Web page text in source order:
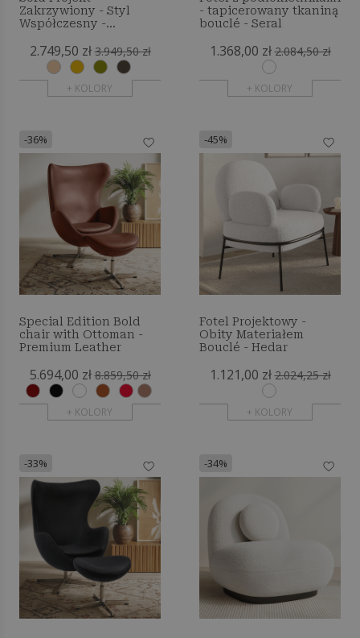
Zakrzywiony - Styl
Współczesny -
Chenille - 3-osobowy -
Onda
2.749,50 zł 3.949,50 zł
+ KOLORY
- tapicerowany tkaniną
bouclé - Seral
1.368,00 zł 2.084,50 zł
+ KOLORY
-36%
Special Edition Bold
chair with Ottoman -
Premium Leather
5.694,00 zł 8.859,50 zł
+ KOLORY
-45%
Fotel Projektowy -
Obity Materiałem
Bouclé - Hedar
1.121,00 zł 2.024,25 zł
+ KOLORY
-33% -34%